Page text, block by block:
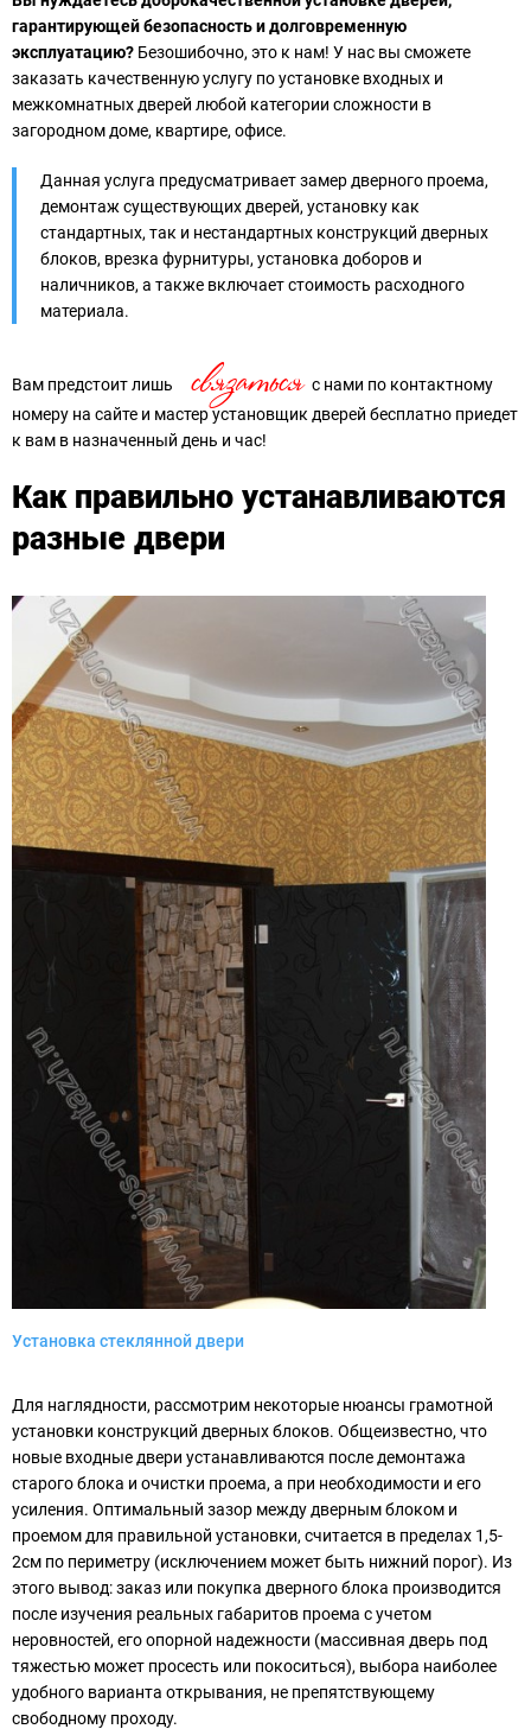
гарантирующей безопасность и долговременную
эксплуатацию? Безошибочно, это к нам! У нас вы сможете
заказать качественную услугу по установке входных и
межкомнатных дверей любой категории сложности в
загородном доме, квартире, офисе.
Данная услуга предусматривает замер дверного проема,
демонтаж существующих дверей, установку как
стандартных, так и нестандартных конструкций дверных
блоков, врезка фурнитуры, установка доборов и
наличников, а также включает стоимость расходного
материала.
Вам предстоит лишь связаться с нами по контактному
номеру на сайте и мастер установщик дверей бесплатно приедет
к вам в назначенный день и час!
Как правильно устанавливаются
разные двери
Установка стеклянной двери
Для наглядности, рассмотрим некоторые нюансы грамотной
установки конструкций дверных блоков. Общеизвестно, что
новые входные двери устанавливаются после демонтажа
старого блока и очистки проема, а при необходимости и его
усиления. Оптимальный зазор между дверным блоком и
проемом для правильной установки, считается в пределах 1,5-
2см по периметру (исключением может быть нижний порог). Из
этого вывод: заказ или покупка дверного блока производится
после изучения реальных габаритов проема с учетом
неровностей, его опорной надежности (массивная дверь под
тяжестью может просесть или покоситься), выбора наиболее
удобного варианта открывания, не препятствующему
свободному проходу.